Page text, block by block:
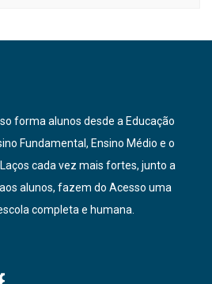
forma alunos desde a Educação
Fundamental, Ensino Médio e o
cada vez mais fortes, junto a
alunos, fazem do Acesso uma
completa e humana.